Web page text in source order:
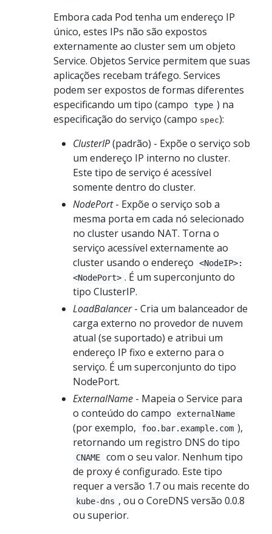
Embora cada Pod tenha um endereço IP
único, estes IPs não são expostos
externamente ao cluster sem um objeto
Service. Objetos Service permitem que suas
aplicações recebam tráfego. Services
podem ser expostos de formas diferentes
especificando um tipo (campo
type ) na
especificação do serviço (campo spec):
ClusterIP(padrão) - Expõe o serviço sob
um endereço IP interno no cluster.
Este tipo de serviço é acessível
somente dentro do cluster.
NodePort- Expõe o serviço sob a
mesma porta em cada nó selecionado
no cluster usando NAT. Torna o
serviço acessível externamente ao
cluster usando o endereço
<NodeIP>:
<NodePort> . É um superconjunto do
tipo ClusterIP.
LoadBalancer- Cria um balanceador de
carga externo no provedor de nuvem
atual (se suportado) e atribui um
endereço IP fixo e externo para o
serviço. É um superconjunto do tipo
NodePort.
ExternalName - Mapeia o Service para
o conteúdo do campo
externalName
(por exemplo, foo.bar.example.com ),
retornando um registro DNS do tipo
CNAME
com o seu valor. Nenhum tipo
de proxy é configurado. Este tipo
requer a versão 1.7 ou mais recente do
kube-dns , ou o CoreDNS versão 0.0.8
ou superior.